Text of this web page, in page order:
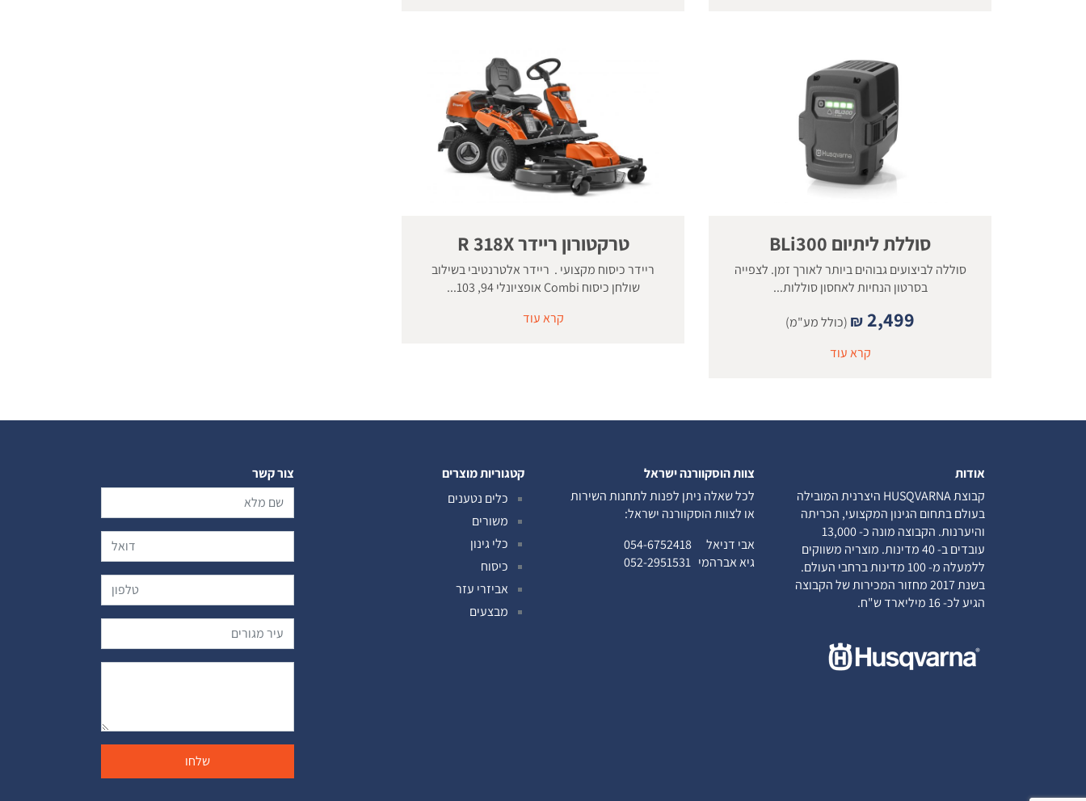
סוללת ליתיום BLi300
סוללה לביצועים גבוהים ביותר לאורך זמן. לצפייה
בסרטון הנחיות לאחסון סוללות...
₪ 2,499
(כולל מע"מ)
קרא עוד
טרקטורון ריידר R 318X
ריידר כיסוח מקצועי . ריידר אלטרנטיבי בשילוב
שולחן כיסוח Combi אופציונלי 94, 103...
קרא עוד
אודות
קבוצת HUSQVARNA היצרנית המובילה
בעולם בתחום הגינון המקצועי, הכריתה
והיערנות. הקבוצה מונה כ- 13,000
עובדים ב- 40 מדינות. מוצריה משווקים
ללמעלה מ- 100 מדינות ברחבי העולם.
בשנת 2017 מחזור המכירות של הקבוצה
הגיע לכ- 16 מיליארד ש"ח.
צוות הוסקוורנה ישראל
לכל שאלה ניתן לפנות לתחנות השירות
או לצוות הוסקוורנה ישראל:
אבי דניאל 054-6752418
גיא אברהמי 052-2951531
קטגוריות מוצרים
כלים נטענים
משורים
כלי גינון
כיסוח
אביזרי עזר
מבצעים
צור קשר